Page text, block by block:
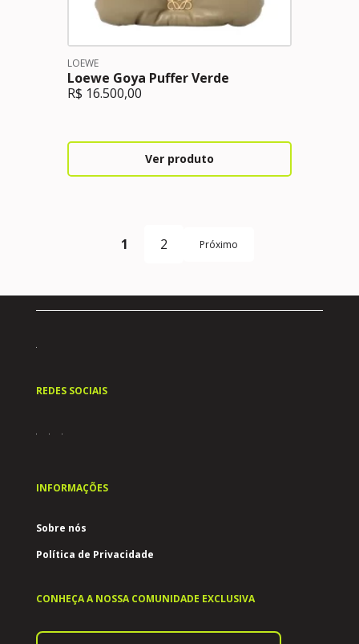
LOEWE
Loewe Goya Puffer Verde
R$ 16.500,00
Ver produto
1 2 Próximo
REDES SOCIAIS
INFORMAÇÕES
Sobre nós
Política de Privacidade
CONHEÇA A NOSSA COMUNIDADE EXCLUSIVA